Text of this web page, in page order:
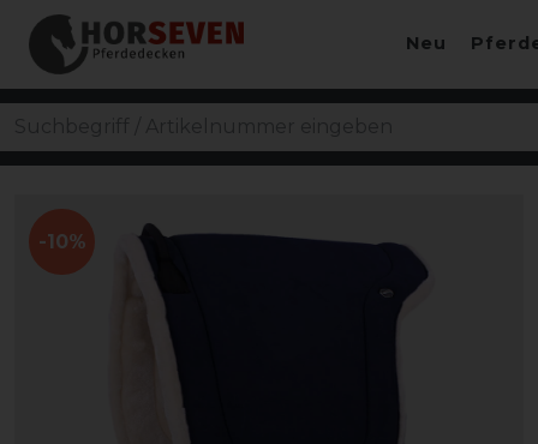
Neu
-10%